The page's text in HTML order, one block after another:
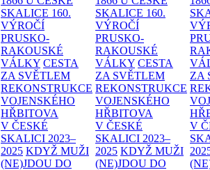
SKALICE 160.
VÝROČÍ
PRUSKO-
RAKOUSKÉ
VÁLKY CESTA
ZA SVĚTLEM
REKONSTRUKCE
VOJENSKÉHO
HŘBITOVA
V ČESKÉ
SKALICI 2023–
2025 KDYŽ MUŽI
(NE)JDOU DO
SKALICE 160.
VÝROČÍ
PRUSKO-
RAKOUSKÉ
VÁLKY CESTA
ZA SVĚTLEM
REKONSTRUKCE
VOJENSKÉHO
HŘBITOVA
V ČESKÉ
SKALICI 2023–
2025 KDYŽ MUŽI
(NE)JDOU DO
ZA
V